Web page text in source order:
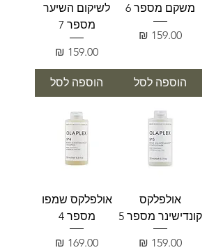
משקם מספר 6
מחיר
הוספה לסל
לשיקום השיער
מספר 7
מחיר
הוספה לסל
אולפלקס
קונדישינר מספר 5
מחיר
אולפלקס שמפו
מספר 4
מחיר